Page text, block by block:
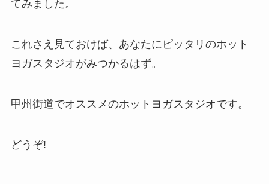
てみました。
これさえ見ておけば、あなたにピッタリのホット
ヨガスタジオがみつかるはず。
甲州街道でオススメのホットヨガスタジオです。
どうぞ!